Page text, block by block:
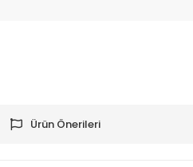
Ürün Önerileri